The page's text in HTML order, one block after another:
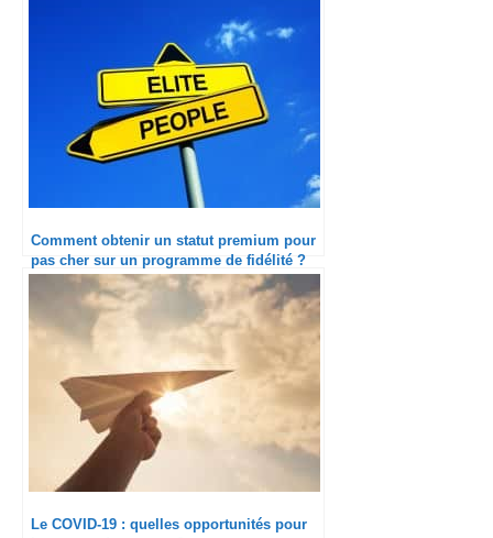
Comment obtenir un statut premium pour
pas cher sur un programme de fidélité ?
Le COVID-19 : quelles opportunités pour